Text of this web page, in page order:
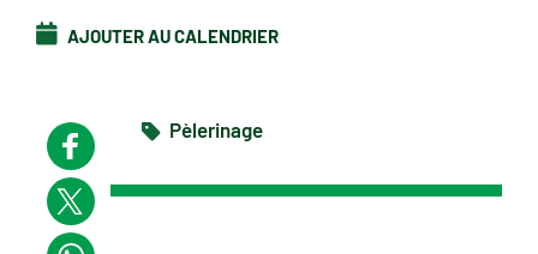
AJOUTER AU CALENDRIER
Pèlerinage